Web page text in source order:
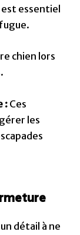
essentiel
chien lors
: Ces
les
détail à ne